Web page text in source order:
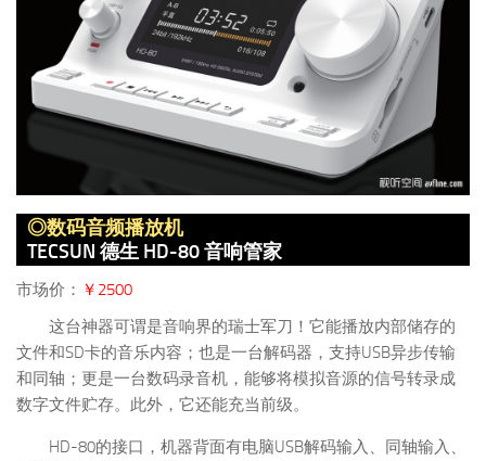
◎数码音频播放机
TECSUN 德生 HD-80 音响管家
市场价： ￥2500
这台神器可谓是音响界的瑞士军刀！它能播放内部储存的
文件和SD卡的音乐内容；也是一台解码器，支持USB异步传输
和同轴；更是一台数码录音机，能够将模拟音源的信号转录成
数字文件贮存。此外，它还能充当前级。
HD-80的接口，机器背面有电脑USB解码输入、同轴输入、